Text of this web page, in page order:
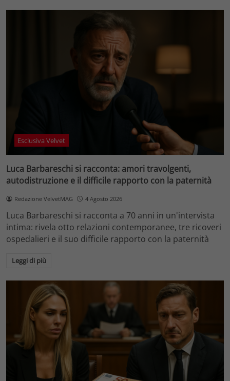
Esclusiva Velvet
Luca Barbareschi si racconta: amori travolgenti,
autodistruzione e il difficile rapporto con la paternità
Redazione VelvetMAG 4 Agosto 2026
Luca Barbareschi si racconta a 70 anni in un'intervista
intima: rivela otto relazioni contemporanee, tre ricoveri
ospedalieri e il suo difficile rapporto con la paternità
Leggi di più